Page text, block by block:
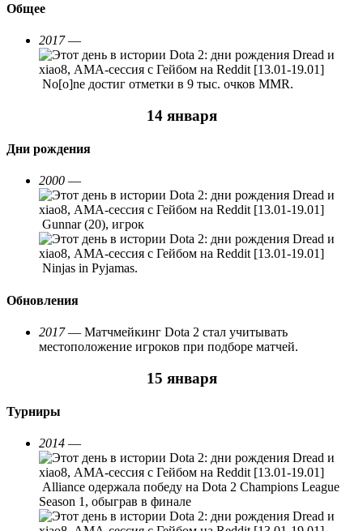
Общее
2017—
No[o]ne достиг отметки в 9 тыс. очков MMR.
14 января
Дни рождения
2000 —
Gunnar (20), игрок
Ninjas in Pyjamas.
Обновления
2017— Матчмейкинг Dota 2 стал учитывать
местоположение игроков при подборе матчей.
15 января
Турниры
2014 —
Alliance одержала победу на Dota 2 Champions League
Season 1, обыграв в финале